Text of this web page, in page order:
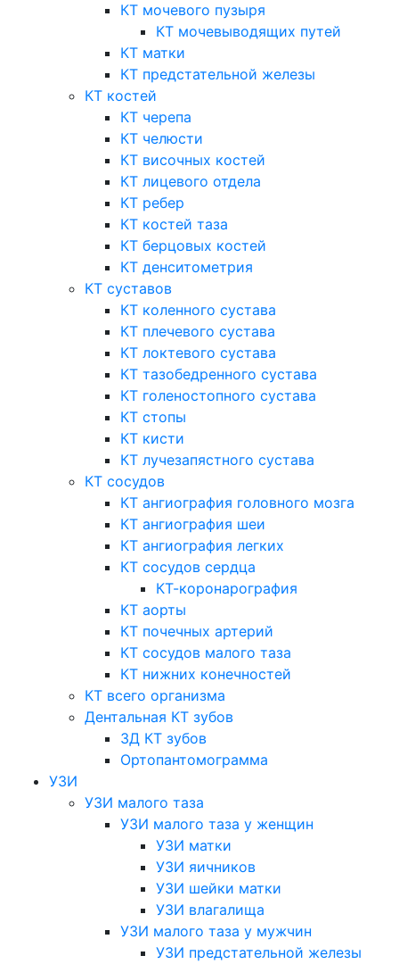
КТ мочевого пузыря
КТ мочевыводящих путей
КТ матки
КТ предстательной железы
КТ костей
КТ черепа
КТ челюсти
КТ височных костей
КТ лицевого отдела
КТ ребер
КТ костей таза
КТ берцовых костей
КТ денситометрия
КТ суставов
КТ коленного сустава
КТ плечевого сустава
КТ локтевого сустава
КТ тазобедренного сустава
КТ голеностопного сустава
КТ стопы
КТ кисти
КТ лучезапястного сустава
КТ сосудов
КТ ангиография головного мозга
КТ ангиография шеи
КТ ангиография легких
КТ сосудов сердца
КТ-коронарография
КТ аорты
КТ почечных артерий
КТ сосудов малого таза
КТ нижних конечностей
КТ всего организма
Дентальная КТ зубов
3Д КТ зубов
Ортопантомограмма
УЗИ
УЗИ малого таза
УЗИ малого таза у женщин
УЗИ матки
УЗИ яичников
УЗИ шейки матки
УЗИ влагалища
УЗИ малого таза у мужчин
УЗИ предстательной железы